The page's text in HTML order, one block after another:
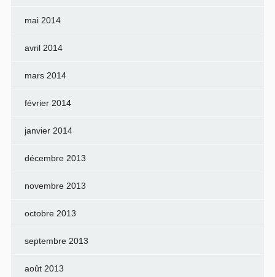
mai 2014
avril 2014
mars 2014
février 2014
janvier 2014
décembre 2013
novembre 2013
octobre 2013
septembre 2013
août 2013